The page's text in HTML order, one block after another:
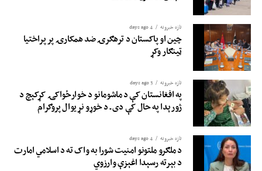
تازه خبرونه 4 days ago
چین او پاکستان د ترهګرۍ ضد همکارۍ پر پراختیا
ټینګار وکړ
تازه خبرونه 3 days ago
په افغانستان کې د ماشومانو د خوارځواکۍ کړکېچ د
ژورېدا په حال کې دی ـ د خوړو نړیوال پروګرام
تازه خبرونه 4 days ago
د ملګرو ملتونو امنیت شورا به واک ته د اسلامي امارت
د بېرته رسېدا اغېزې وارزوي